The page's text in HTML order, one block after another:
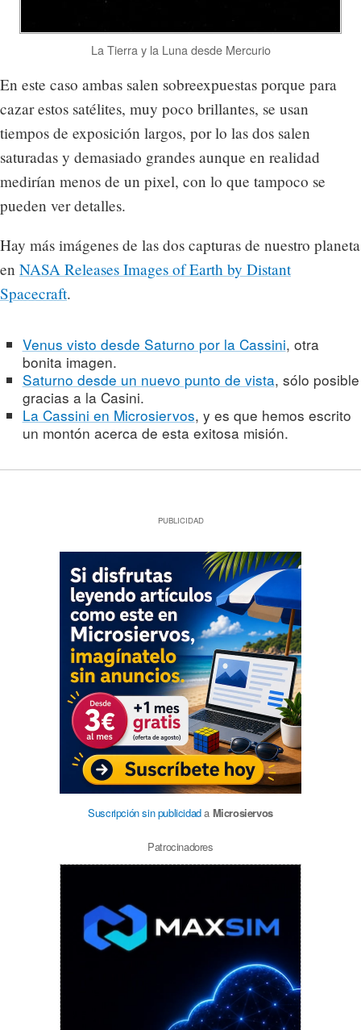
La Tierra y la Luna desde Mercurio
En este caso ambas salen sobreexpuestas porque para
cazar estos satélites, muy poco brillantes, se usan
tiempos de exposición largos, por lo las dos salen
saturadas y demasiado grandes aunque en realidad
medirían menos de un pixel, con lo que tampoco se
pueden ver detalles.
Hay más imágenes de las dos capturas de nuestro planeta
en NASA Releases Images of Earth by Distant
Spacecraft.
Venus visto desde Saturno por la Cassini, otra
bonita imagen.
Saturno desde un nuevo punto de vista, sólo posible
gracias a la Casini.
La Cassini en Microsiervos, y es que hemos escrito
un montón acerca de esta exitosa misión.
PUBLICIDAD
Suscripción sin publicidada Microsiervos
Patrocinadores